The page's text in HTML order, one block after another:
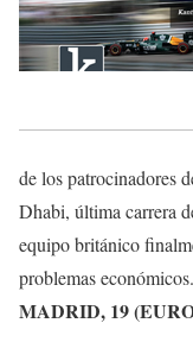
de los patrocinadores
Dhabi, última carrera
equipo británico
problemas económicos.
MADRID, 19